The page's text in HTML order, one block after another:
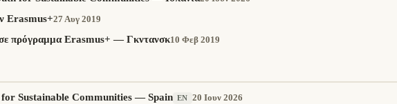
Erasmus+27 Αυγ 2019
πρόγραμμα Erasmus+ — Γκντανσκ10 Φεβ 2019
Sustainable Communities — Spain EN 20 Ιουν 2026